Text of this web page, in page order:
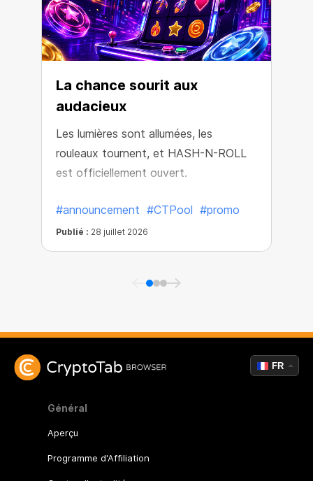
La chance sourit aux
audacieux
Les lumières sont allumées, les
rouleaux tournent, et HASH-N-ROLL
est officiellement ouvert.
#announcement #CTPool #promo
Publié : 28 juillet 2026
Général
Aperçu
Programme d'Affiliation
FR